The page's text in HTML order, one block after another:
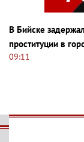
В Бийске
проституции в
09:11